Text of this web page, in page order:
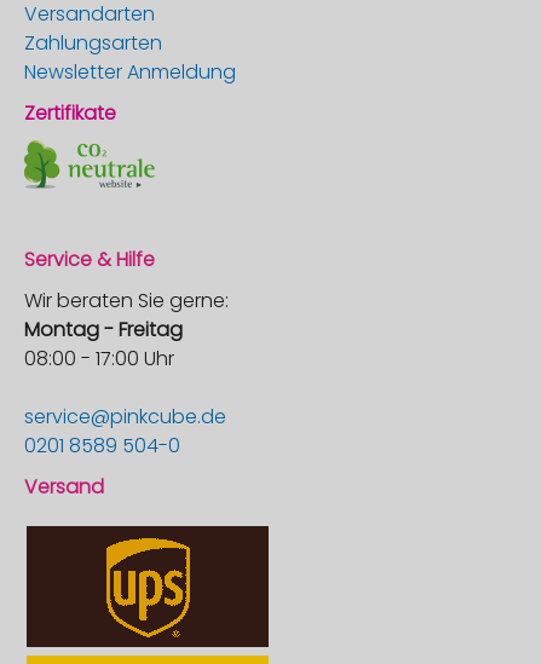
Versandarten
Zahlungsarten
Newsletter Anmeldung
Zertifikate
Service & Hilfe
Wir beraten Sie gerne:
Montag - Freitag
08:00 - 17:00 Uhr
service@pinkcube.de
0201 8589 504-0
Versand